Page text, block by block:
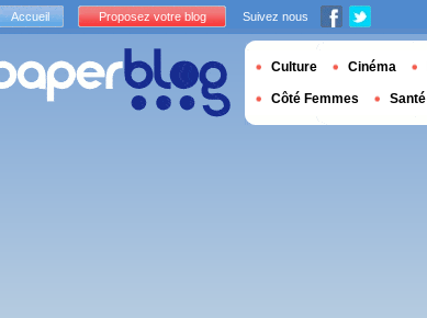
Accueil Proposez votre blog Suivez nous
Culture Cinéma
Côté Femmes Santé